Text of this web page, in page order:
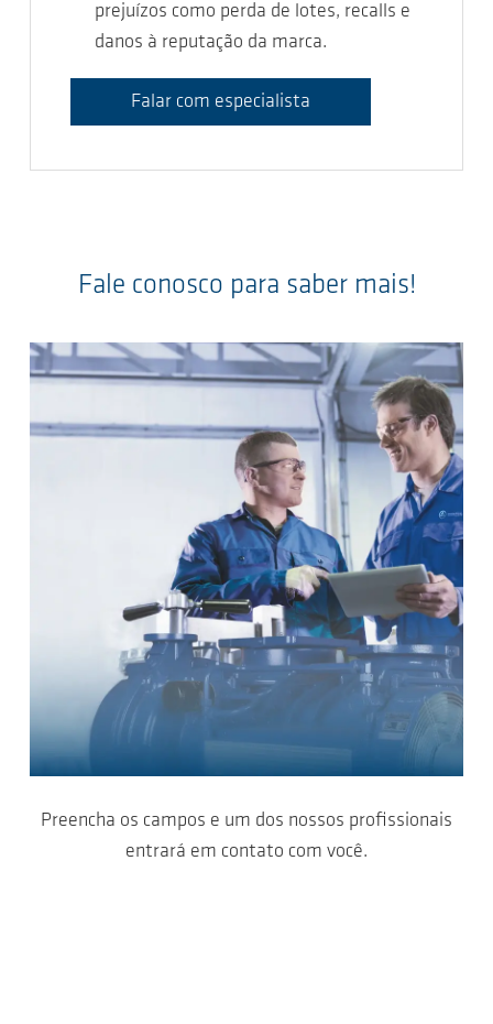
prejuízos como perda de lotes, recalls e
danos à reputação da marca.
Falar com especialista
Fale conosco para saber mais!
Preencha os campos e um dos nossos profissionais
entrará em contato com você.